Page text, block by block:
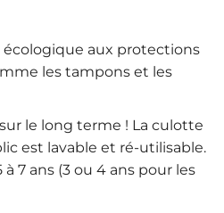
écologique aux protections
les tampons et les
le long terme ! La culotte
est lavable et ré-utilisable.
7 ans (3 ou 4 ans pour les